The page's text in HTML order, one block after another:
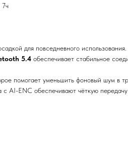
7ч
для повседневного
5.4 обеспечивает стабильное
помогает уменьшить фоновый шум в
AI-ENC обеспечивают чёткую передачу